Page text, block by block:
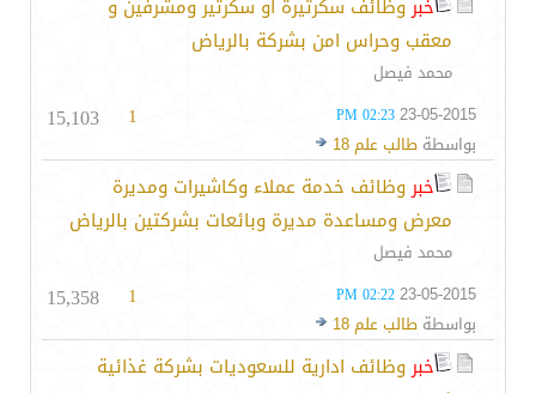
خبروظائف سكرتيرة او سكرتير ومشرفين و
معقب وحراس امن بشركة بالرياض
محمد فيصل
23-05-2015
02:23 PM
بواسطة طالب علم 18
1
15,103
خبروظائف خدمة عملاء وكاشيرات ومديرة
معرض ومساعدة مديرة وبائعات بشركتين بالرياض
محمد فيصل
23-05-2015
02:22 PM
بواسطة طالب علم 18
1
15,358
خبروظائف ادارية للسعوديات بشركة غذائية